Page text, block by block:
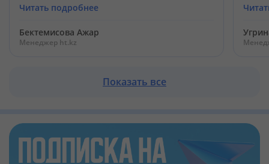
Читать подробнее
Бектемисова Ажар
Менеджер ht.kz
Показать все